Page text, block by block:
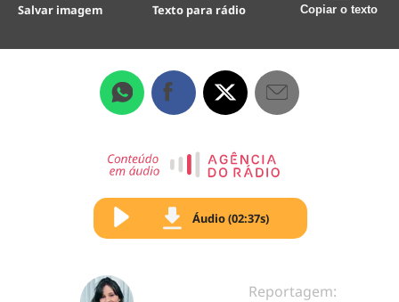
Salvar imagem Texto para rádio Copiar o texto
Áudio (02:37s)
Reportagem: